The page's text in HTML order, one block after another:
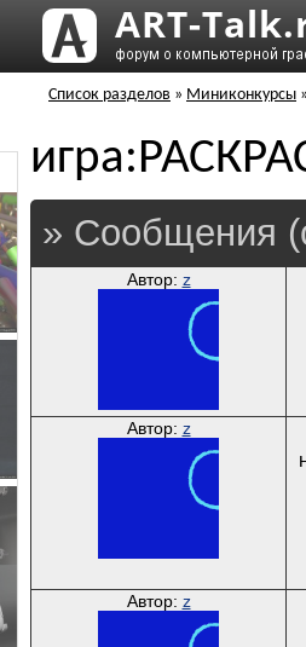
Список разделов » Миниконкурсы
» Сообщения
Автор: z
Автор: z
Автор: z